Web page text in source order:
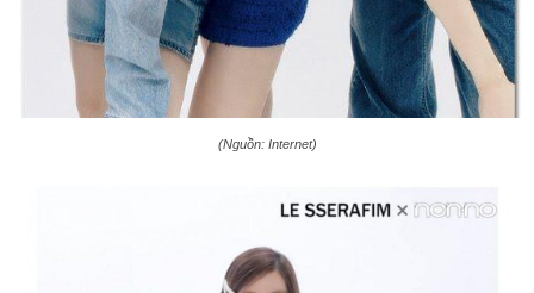
(Nguồn: Internet)